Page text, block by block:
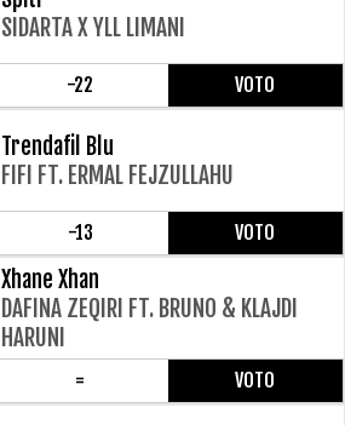
SIDARTA X YLL LIMANI
-22 VOTO
Trendafil Blu
FIFI FT. ERMAL FEJZULLAHU
-13 VOTO
Xhane Xhan
DAFINA ZEQIRI FT. BRUNO & KLAJDI
HARUNI
= VOTO